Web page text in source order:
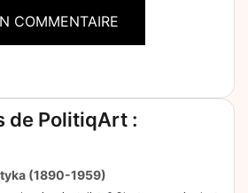
de PolitiqArt :
(1890-1959)